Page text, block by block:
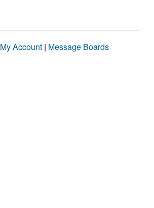
My Account | Message Boards